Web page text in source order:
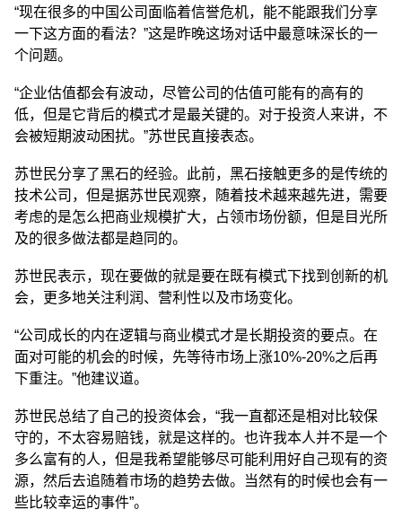
“现在很多的中国公司面临着信誉危机，能不能跟我们分享
一下这方面的看法？”这是昨晚这场对话中最意味深长的一
个问题。
“企业估值都会有波动，尽管公司的估值可能有的高有的
低，但是它背后的模式才是最关键的。对于投资人来讲，不
会被短期波动困扰。”苏世民直接表态。
苏世民分享了黑石的经验。此前，黑石接触更多的是传统的
技术公司，但是据苏世民观察，随着技术越来越先进，需要
考虑的是怎么把商业规模扩大，占领市场份额，但是目光所
及的很多做法都是趋同的。
苏世民表示，现在要做的就是要在既有模式下找到创新的机
会，更多地关注利润、营利性以及市场变化。
“公司成长的内在逻辑与商业模式才是长期投资的要点。在
面对可能的机会的时候，先等待市场上涨10%-20%之后再
下重注。”他建议道。
苏世民总结了自己的投资体会，“我一直都还是相对比较保
守的，不太容易赔钱，就是这样的。也许我本人并不是一个
多么富有的人，但是我希望能够尽可能利用好自己现有的资
源，然后去追随着市场的趋势去做。当然有的时候也会有一
些比较幸运的事件”。